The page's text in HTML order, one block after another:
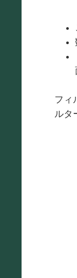
フィ
ルタ